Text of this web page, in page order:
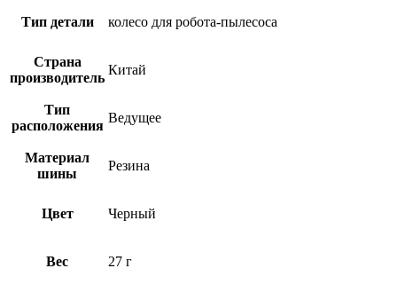
Тип детали колесо для робота-пылесоса
Страна
производитель
Китай
Тип
расположения
Ведущее
Материал
шины
Резина
Цвет Черный
Вес 27 г